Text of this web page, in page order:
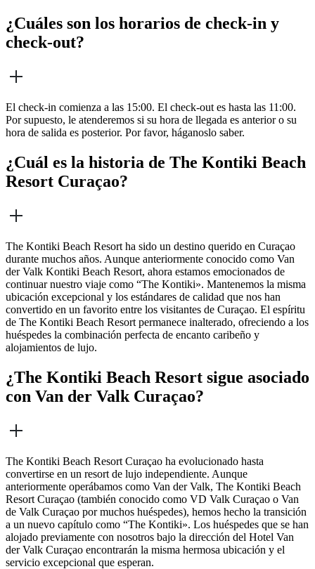
¿Cuáles son los horarios de check-in y
check-out?
El check-in comienza a las 15:00. El check-out es hasta las 11:00.
Por supuesto, le atenderemos si su hora de llegada es anterior o su
hora de salida es posterior. Por favor, háganoslo saber.
¿Cuál es la historia de The Kontiki Beach
Resort Curaçao?
The Kontiki Beach Resort ha sido un destino querido en Curaçao
durante muchos años. Aunque anteriormente conocido como Van
der Valk Kontiki Beach Resort, ahora estamos emocionados de
continuar nuestro viaje como “The Kontiki». Mantenemos la misma
ubicación excepcional y los estándares de calidad que nos han
convertido en un favorito entre los visitantes de Curaçao. El espíritu
de The Kontiki Beach Resort permanece inalterado, ofreciendo a los
huéspedes la combinación perfecta de encanto caribeño y
alojamientos de lujo.
¿The Kontiki Beach Resort sigue asociado
con Van der Valk Curaçao?
The Kontiki Beach Resort Curaçao ha evolucionado hasta
convertirse en un resort de lujo independiente. Aunque
anteriormente operábamos como Van der Valk, The Kontiki Beach
Resort Curaçao (también conocido como VD Valk Curaçao o Van
de Valk Curaçao por muchos huéspedes), hemos hecho la transición
a un nuevo capítulo como “The Kontiki». Los huéspedes que se han
alojado previamente con nosotros bajo la dirección del Hotel Van
der Valk Curaçao encontrarán la misma hermosa ubicación y el
servicio excepcional que esperan.